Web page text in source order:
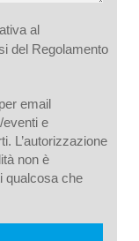
al
del Regolamento
email
eventi e
L’autorizzazione
non è
qualcosa che